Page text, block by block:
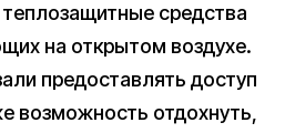
средства
на открытом воздухе.
предоставлять доступ
возможность отдохнуть,